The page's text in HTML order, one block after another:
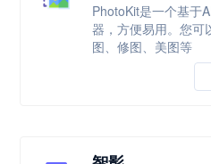
PhotoKit是一个基于
器，方便易用。您可
图、修图、美图等